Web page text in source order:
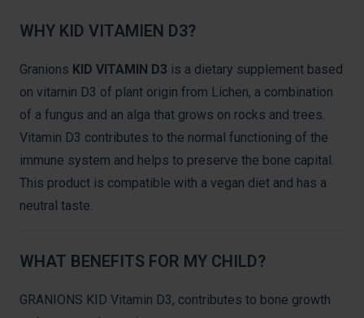
WHY KID VITAMIEN D3?
Granions KID VITAMIN D3 is a dietary supplement based
on vitamin D3 of plant origin from Lichen, a combination
of a fungus and an alga that grows on rocks and trees.
Vitamin D3 contributes to the normal functioning of the
immune system and helps to preserve the bone capital.
This product is compatible with a vegan diet and has a
neutral taste.
WHAT BENEFITS FOR MY CHILD?
GRANIONS KID Vitamin D3, contributes to bone growth